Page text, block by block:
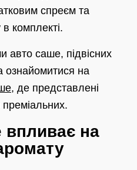
спреєм та
в комплекті.
авто саше, підвісних
ознайомитися на
, де представлені
преміальних.
на